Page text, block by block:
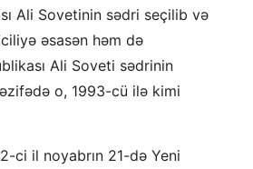
Ali Sovetinin sədri seçilib və
əsasən həm də
Ali Soveti sədrinin
o, 1993-cü ilə kimi
ci il noyabrın 21-də Yeni